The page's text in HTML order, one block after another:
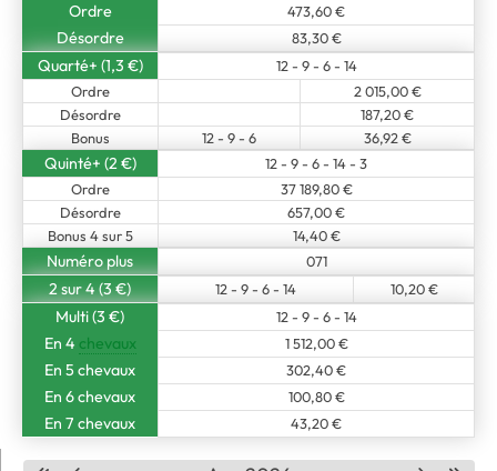
Ordre 473,60 €
Désordre 83,30 €
Quarté+ (1,3 €)
12 - 9 - 6 - 14
Ordre
2 015,00 €
Désordre
187,20 €
Bonus
12 - 9 - 6 36,92 €
Quinté+ (2 €)
12 - 9 - 6 - 14 - 3
Ordre
37 189,80 €
Désordre
657,00 €
Bonus 4 sur 5
14,40 €
Numéro plus 071
2 sur 4 (3 €) 12 - 9 - 6 - 14 10,20 €
Multi (3 €) 12 - 9 - 6 - 14
En 4 chevaux 1 512,00 €
En 5 chevaux 302,40 €
En 6 chevaux 100,80 €
En 7 chevaux 43,20 €